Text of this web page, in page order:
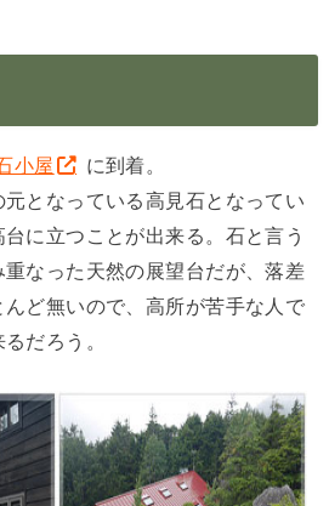
小屋
に到着。
となっている高見石となってい
に立つことが出来る。石と言う
なった天然の展望台だが、落差
ど無いので、高所が苦手な人で
だろう。